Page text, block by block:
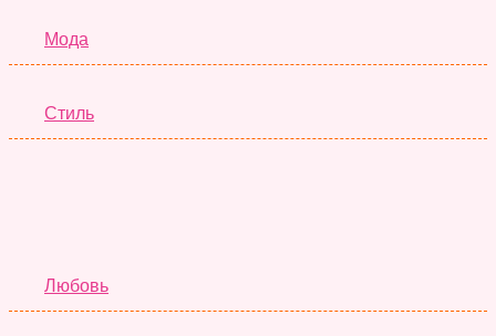
Мода
Стиль
Любовь